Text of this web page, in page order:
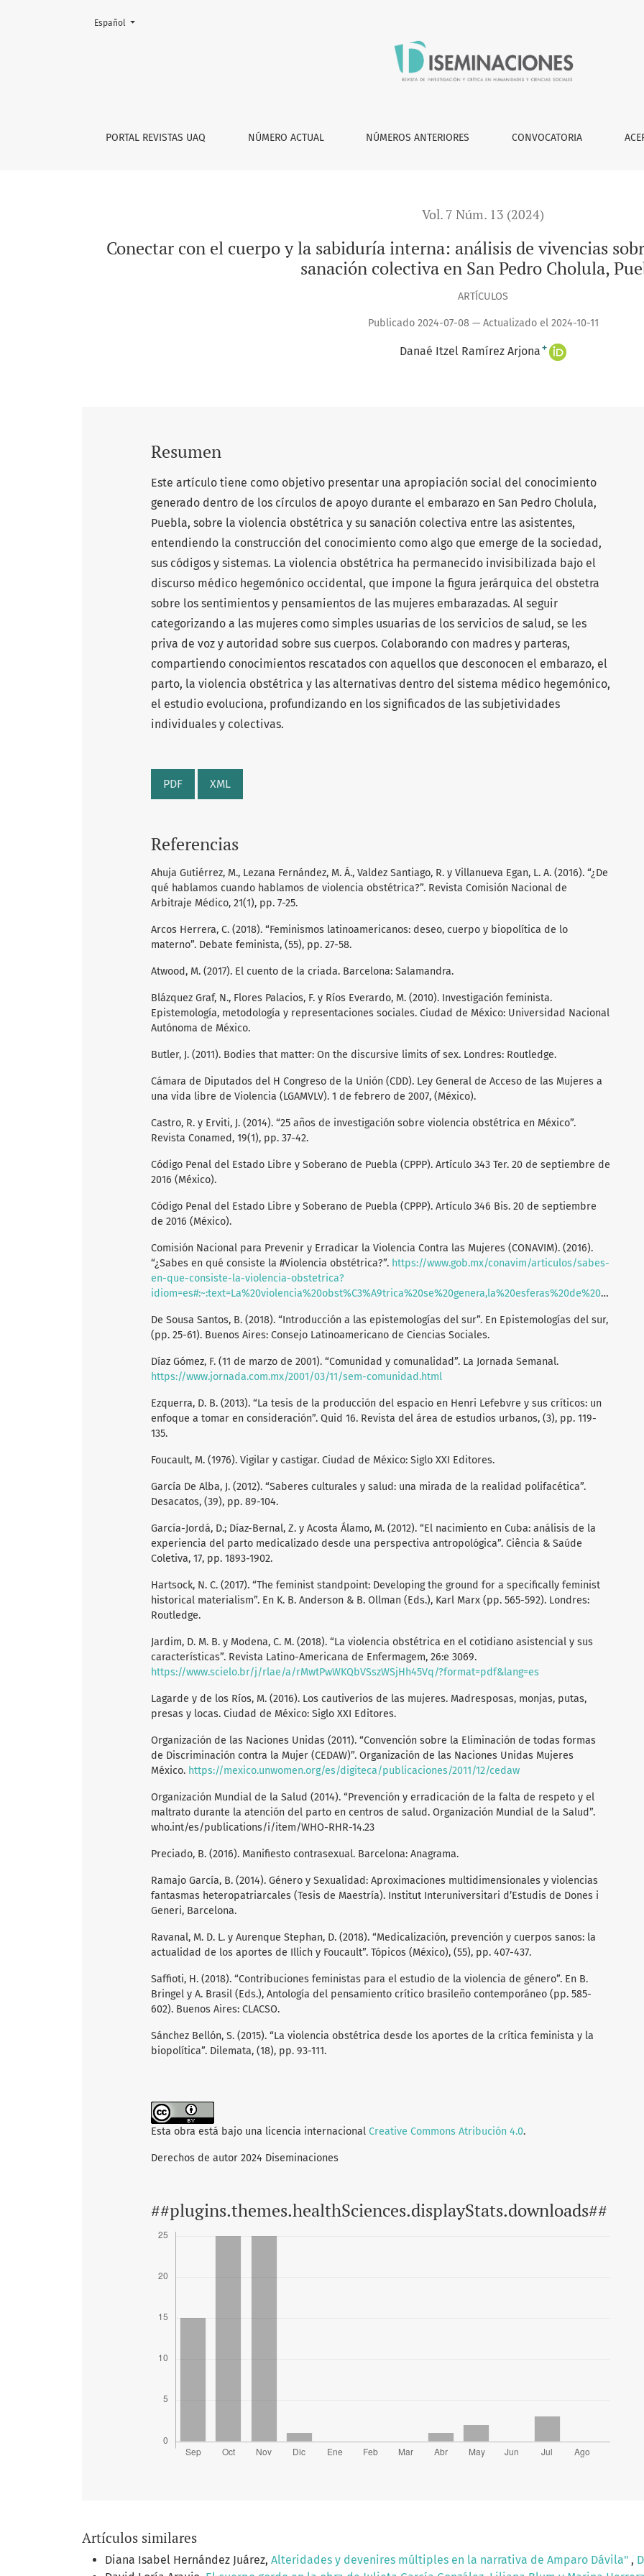
Conectar con el cuerpo y la sabiduría interna: análisis de vivencias sobre la Violencia Obstétrica y la
PORTAL REVISTAS UAQ NÚMERO ACTUAL NÚMEROS ANTERIORES CONVOCATORIA
Cambiar el idioma. El actual es:
Español
Vol. 7 Núm. 13 (2024)
Conectar con el cuerpo y la sabiduría interna: análisis de vivencias
sanación colectiva en San Pedro Cholula,
ARTÍCULOS
Publicado 2024-07-08 — Actualizado el 2024-10-11
Danaé Itzel Ramírez Arjona +
Resumen
Este artículo tiene como objetivo presentar una apropiación social del conocimiento
generado dentro de los círculos de apoyo durante el embarazo en San Pedro Cholula,
Puebla, sobre la violencia obstétrica y su sanación colectiva entre las asistentes,
entendiendo la construcción del conocimiento como algo que emerge de la sociedad,
sus códigos y sistemas. La violencia obstétrica ha permanecido invisibilizada bajo el
discurso médico hegemónico occidental, que impone la figura jerárquica del obstetra
sobre los sentimientos y pensamientos de las mujeres embarazadas. Al seguir
categorizando a las mujeres como simples usuarias de los servicios de salud, se les
priva de voz y autoridad sobre sus cuerpos. Colaborando con madres y parteras,
compartiendo conocimientos rescatados con aquellos que desconocen el embarazo, el
parto, la violencia obstétrica y las alternativas dentro del sistema médico hegemónico,
el estudio evoluciona, profundizando en los significados de las subjetividades
individuales y colectivas.
PDF XML
Referencias
Ahuja Gutiérrez, M., Lezana Fernández, M. Á., Valdez Santiago, R. y Villanueva Egan, L. A. (2016). “¿De
qué hablamos cuando hablamos de violencia obstétrica?”. Revista Comisión Nacional de
Arbitraje Médico, 21(1), pp. 7-25.
Arcos Herrera, C. (2018). “Feminismos latinoamericanos: deseo, cuerpo y biopolítica de lo
materno”. Debate feminista, (55), pp. 27-58.
Atwood, M. (2017). El cuento de la criada. Barcelona: Salamandra.
Blázquez Graf, N., Flores Palacios, F. y Ríos Everardo, M. (2010). Investigación feminista.
Epistemología, metodología y representaciones sociales. Ciudad de México: Universidad Nacional
Autónoma de México.
Butler, J. (2011). Bodies that matter: On the discursive limits of sex. Londres: Routledge.
Cámara de Diputados del H Congreso de la Unión (CDD). Ley General de Acceso de las Mujeres a
una vida libre de Violencia (LGAMVLV). 1 de febrero de 2007, (México).
Castro, R. y Erviti, J. (2014). “25 años de investigación sobre violencia obstétrica en México”.
Revista Conamed, 19(1), pp. 37-42.
Código Penal del Estado Libre y Soberano de Puebla (CPPP). Artículo 343 Ter. 20 de septiembre de
2016 (México).
Código Penal del Estado Libre y Soberano de Puebla (CPPP). Artículo 346 Bis. 20 de septiembre
de 2016 (México).
Comisión Nacional para Prevenir y Erradicar la Violencia Contra las Mujeres (CONAVIM). (2016).
“¿Sabes en qué consiste la #Violencia obstétrica?”. https://www.gob.mx/conavim/articulos/sabes-
en-que-consiste-la-violencia-obstetrica?
idiom=es#:~:text=La%20violencia%20obst%C3%A9trica%20se%20genera,la%20esferas%20de%20la%20sociedad
De Sousa Santos, B. (2018). “Introducción a las epistemologías del sur”. En Epistemologías del sur,
(pp. 25-61). Buenos Aires: Consejo Latinoamericano de Ciencias Sociales.
Díaz Gómez, F. (11 de marzo de 2001). “Comunidad y comunalidad”. La Jornada Semanal.
https://www.jornada.com.mx/2001/03/11/sem-comunidad.html
Ezquerra, D. B. (2013). “La tesis de la producción del espacio en Henri Lefebvre y sus críticos: un
enfoque a tomar en consideración”. Quid 16. Revista del área de estudios urbanos, (3), pp. 119-
135.
Foucault, M. (1976). Vigilar y castigar. Ciudad de México: Siglo XXI Editores.
García De Alba, J. (2012). “Saberes culturales y salud: una mirada de la realidad polifacética”.
Desacatos, (39), pp. 89-104.
García-Jordá, D.; Díaz-Bernal, Z. y Acosta Álamo, M. (2012). “El nacimiento en Cuba: análisis de la
experiencia del parto medicalizado desde una perspectiva antropológica”. Ciência & Saúde
Coletiva, 17, pp. 1893-1902.
Hartsock, N. C. (2017). “The feminist standpoint: Developing the ground for a specifically feminist
historical materialism”. En K. B. Anderson & B. Ollman (Eds.), Karl Marx (pp. 565-592). Londres:
Routledge.
Jardim, D. M. B. y Modena, C. M. (2018). “La violencia obstétrica en el cotidiano asistencial y sus
características”. Revista Latino-Americana de Enfermagem, 26:e 3069.
https://www.scielo.br/j/rlae/a/rMwtPwWKQbVSszWSjHh45Vq/?format=pdf&lang=es
Lagarde y de los Ríos, M. (2016). Los cautiverios de las mujeres. Madresposas, monjas, putas,
presas y locas. Ciudad de México: Siglo XXI Editores.
Organización de las Naciones Unidas (2011). “Convención sobre la Eliminación de todas formas
de Discriminación contra la Mujer (CEDAW)”. Organización de las Naciones Unidas Mujeres
México. https://mexico.unwomen.org/es/digiteca/publicaciones/2011/12/cedaw
Organización Mundial de la Salud (2014). “Prevención y erradicación de la falta de respeto y el
maltrato durante la atención del parto en centros de salud. Organización Mundial de la Salud”.
who.int/es/publications/i/item/WHO-RHR-14.23
Preciado, B. (2016). Manifiesto contrasexual. Barcelona: Anagrama.
Ramajo García, B. (2014). Género y Sexualidad: Aproximaciones multidimensionales y violencias
fantasmas heteropatriarcales (Tesis de Maestría). Institut Interuniversitari d’Estudis de Dones i
Generi, Barcelona.
Ravanal, M. D. L. y Aurenque Stephan, D. (2018). “Medicalización, prevención y cuerpos sanos: la
actualidad de los aportes de Illich y Foucault”. Tópicos (México), (55), pp. 407-437.
Saffioti, H. (2018). “Contribuciones feministas para el estudio de la violencia de género”. En B.
Bringel y A. Brasil (Eds.), Antología del pensamiento crítico brasileño contemporáneo (pp. 585-
602). Buenos Aires: CLACSO.
Sánchez Bellón, S. (2015). “La violencia obstétrica desde los aportes de la crítica feminista y la
biopolítica”. Dilemata, (18), pp. 93-111.
Esta obra está bajo una licencia internacional Creative Commons Atribución 4.0.
Derechos de autor 2024 Diseminaciones
##plugins.themes.healthSciences.displayStats.downloads##
Artículos similares
Diana Isabel Hernández Juárez, Alteridades y devenires múltiples en la narrativa de Amparo Dávila" ,